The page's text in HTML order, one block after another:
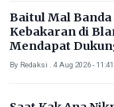
Baitul Mal
Kebakaran di
Mendapat
By Redaksi . 4 Aug 2026 - 11:41